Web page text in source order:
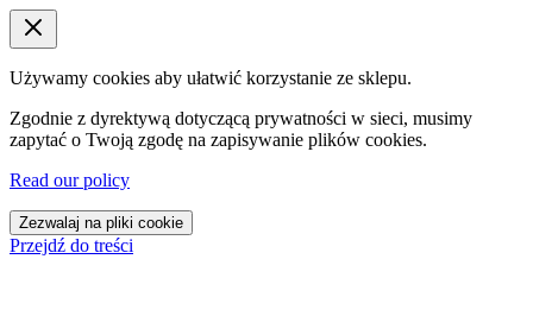
Używamy cookies aby ułatwić korzystanie ze sklepu.
Zgodnie z dyrektywą dotyczącą prywatności w sieci, musimy
zapytać o Twoją zgodę na zapisywanie plików cookies.
Read our policy
Zezwalaj na pliki cookie
Przejdź do treści